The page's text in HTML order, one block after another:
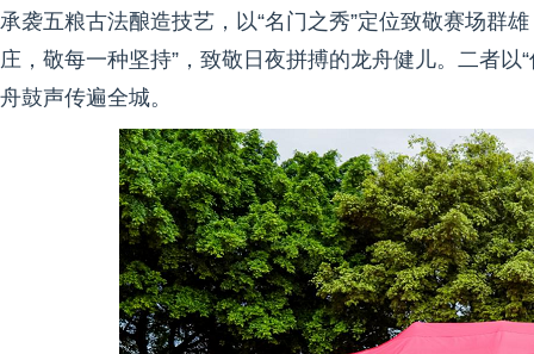
承袭五粮古法酿造技艺，以“名门之秀”定位致敬赛场群
庄，敬每一种坚持”，致敬日夜拼搏的龙舟健儿。二者
舟鼓声传遍全城。